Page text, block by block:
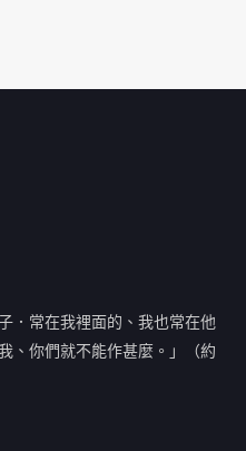
．常在我裡面的、我也常在他
、你們就不能作甚麼。」（約